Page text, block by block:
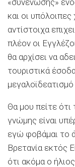
και οι
αντίστοιχα
πλέον οι
θα αρχίσει να
τουριστικά
μεγαλοϊδεατισμό
Θα μου πείτε ότι
γνώμης είναι
εγώ φοβάμαι το
Βρετανία εκτός
ότι ακόμα ο